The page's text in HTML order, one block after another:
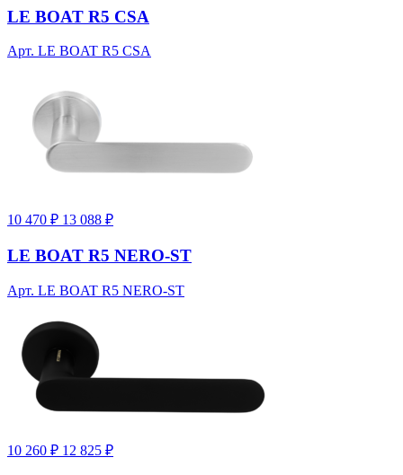
LE BOAT R5 CSA
Арт. LE BOAT R5 CSA
10 470 ₽ 13 088 ₽
LE BOAT R5 NERO-ST
Арт. LE BOAT R5 NERO-ST
10 260 ₽ 12 825 ₽